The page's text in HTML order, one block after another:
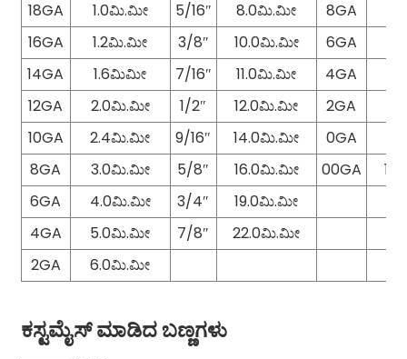
18GA 1.0ಮಿ.ಮೀ 5/16″ 8.0ಮಿ.ಮೀ 8GA
16GA
1.2ಮಿ.ಮೀ 3/8″ 10.0ಮಿ.ಮೀ 6GA
14GA
1.6ಮಿಮೀ 7/16″ 11.0ಮಿ.ಮೀ 4GA
12GA
2.0ಮಿ.ಮೀ 1/2″ 12.0ಮಿ.ಮೀ 2GA
10GA
2.4ಮಿ.ಮೀ 9/16″ 14.0ಮಿ.ಮೀ 0GA
8GA
3.0ಮಿ.ಮೀ 5/8″ 16.0ಮಿ.ಮೀ 00GA
6GA
4.0ಮಿ.ಮೀ 3/4″
19.0ಮಿ.ಮೀ
4GA
5.0ಮಿ.ಮೀ 7/8″
22.0ಮಿ.ಮೀ
2GA
6.0ಮಿ.ಮೀ
ಕಸ್ಟಮೈಸ್ ಮಾಡಿದ ಬಣ್ಣಗಳು